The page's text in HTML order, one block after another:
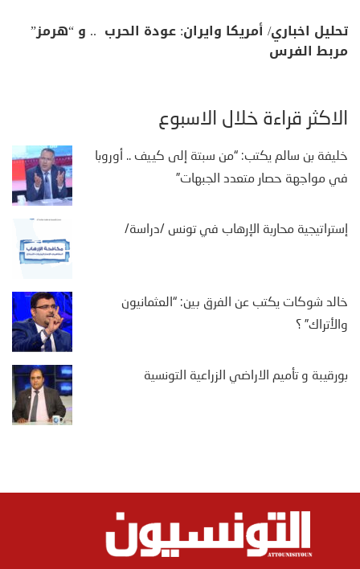
تحليل اخباري/ أمريكا وايران: عودة الحرب .. و “هرمز”
مربط الفرس
الأكثر قراءة خلال الأسبوع
خليفة بن سالم يكتب: “من سبتة إلى كييف .. أوروبا
في مواجهة حصار متعدد الجبهات”
إستراتيجية محاربة الإرهاب في تونس /دراسة/
خالد شوكات يكتب عن الفرق بين: “العثمانيون
والأتراك” ؟
بورقيبة و تأميم الاراضي الزراعية التونسية